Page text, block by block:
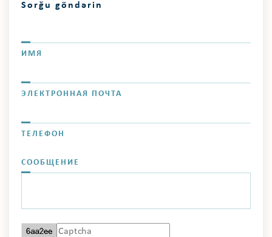
Sorğu göndərin
ИМЯ
ЭЛЕКТРОННАЯ ПОЧТА
ТЕЛЕФОН
СООБЩЕНИЕ